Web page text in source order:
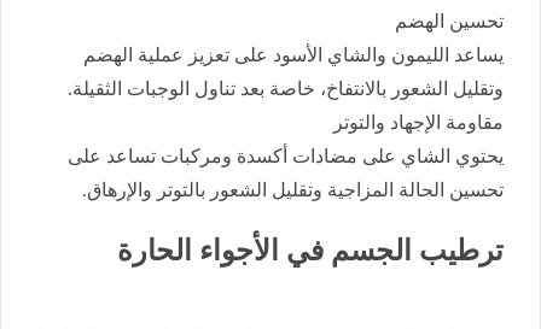
تحسين الهضم
يساعد الليمون والشاي الأسود على تعزيز عملية الهضم
وتقليل الشعور بالانتفاخ، خاصة بعد تناول الوجبات الثقيلة.
مقاومة الإجهاد والتوتر
يحتوي الشاي على مضادات أكسدة ومركبات تساعد على
تحسين الحالة المزاجية وتقليل الشعور بالتوتر والإرهاق.
ترطيب الجسم في الأجواء الحارة